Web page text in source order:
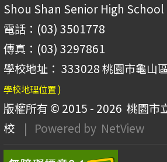
Shou Shan Senior High School
電話：(03) 3501778
傳真：(03) 3297861
學校地址： 333028 桃園市龜山
學校地理位置 )
版權所有 © 2015 - 2026 桃園市
校
| Powered by NetView